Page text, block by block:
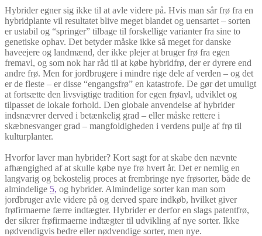
Hybrider egner sig ikke til at avle videre på. Hvis man sår frø fra en
hybridplante vil resultatet blive meget blandet og uensartet – sorten
er ustabil og “springer” tilbage til forskellige varianter fra sine to
genetiske ophav. Det betyder måske ikke så meget for danske
haveejere og landmænd, der ikke plejer at bruger frø fra egen
fremavl, og som nok har råd til at købe hybridfrø, der er dyrere end
andre frø. Men for jordbrugere i mindre rige dele af verden – og det
er de fleste – er disse “engangsfrø” en katastrofe. De gør det umuligt
at fortsætte den livsvigtige tradition for egen frøavl, udviklet og
tilpasset de lokale forhold. Den globale anvendelse af hybrider
indsnævrer derved i betænkelig grad – eller måske rettere i
skæbnesvanger grad – mangfoldigheden i verdens pulje af frø til
kulturplanter.
Hvorfor laver man hybrider? Kort sagt for at skabe den nævnte
afhængighed af at skulle købe nye frø hvert år. Det er nemlig en
langvarig og bekostelig proces at frembringe nye frøsorter, både de
almindelige 5, og hybrider. Almindelige sorter kan man som
jordbruger avle videre på og derved spare indkøb, hvilket giver
frøfirmaerne færre indtægter. Hybrider er derfor en slags patentfrø,
der sikrer frøfirmaerne indtægter til udvikling af nye sorter. Ikke
nødvendigvis bedre eller nødvendige sorter, men nye.